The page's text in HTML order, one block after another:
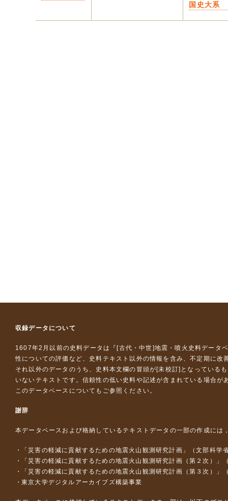
国史大系
収録データについて
1607年2月以前の史料データは『 [古代・中世]地震・噴火史料データ
性についての評価など、史料テキスト以外の情報を含み、不定期に改
それ以外のデータのうち、史料本文欄の冒頭が[未校訂]となっている
いないテキストです。信頼性の低い史料や記述が含まれている場合が
このデータベースについて もご参照ください。
謝辞
本データベースおよび格納しているテキストデータの一部の作成には
「災害の軽減に貢献するための地震火山観測研究計画」（文部科学
「災害の軽減に貢献するための地震火山観測研究計画（第２次）」
「災害の軽減に貢献するための地震火山観測研究計画（第３次）」
東京大学デジタルアーカイブズ構築事業